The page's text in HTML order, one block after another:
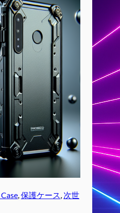
, 保護ケース, 次世